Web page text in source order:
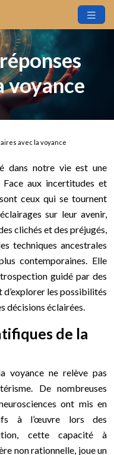
voyance
avec la voyance
dans notre vie est une
Face aux incertitudes et
ceux qui se tournent
sur leur avenir,
clichés et des préjugés,
techniques ancestrales
contemporaines. Elle
guidé par des
les possibilités
décisions éclairées.
de la
voyance ne relève pas
De nombreuses
ont mis en
à l’œuvre lors des
cette capacité à
non rationnelle, joue un